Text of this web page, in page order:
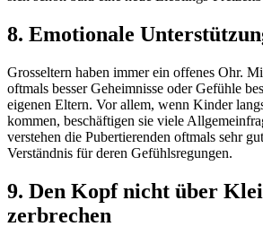
8. Emotionale
Grosseltern haben immer ein offenes Ohr.
oftmals besser Geheimnisse oder Gefühle
eigenen Eltern. Vor allem, wenn Kinder
kommen, beschäftigen sie viele
verstehen die Pubertierenden oftmals sehr
Verständnis für deren Gefühlsregungen.
9. Den Kopf nicht über
zerbrechen